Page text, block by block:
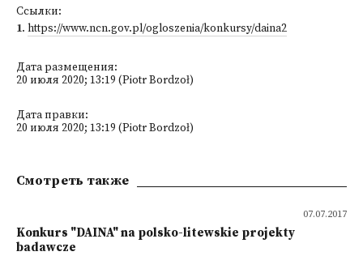
Ссылки:
1. https://www.ncn.gov.pl/ogloszenia/konkursy/daina2
Дата размещения:
20 июля 2020; 13:19 (Piotr Bordzoł)
Дата правки:
20 июля 2020; 13:19 (Piotr Bordzoł)
Смотреть также
07.07.2017
Konkurs "DAINA" na polsko-litewskie projekty
badawcze